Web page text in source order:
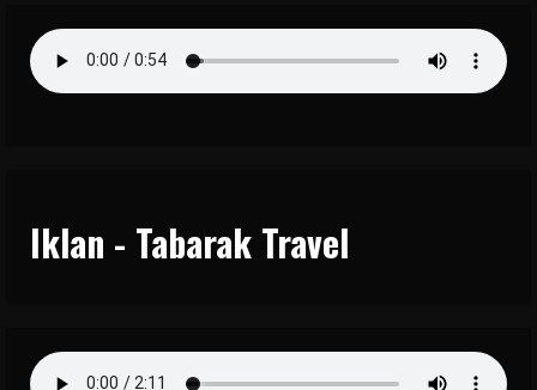
Iklan - Tabarak Travel